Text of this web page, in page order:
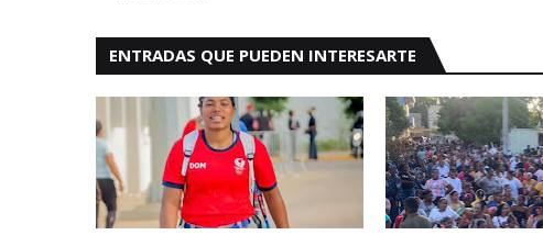
ENTRADAS QUE PUEDEN INTERESARTE